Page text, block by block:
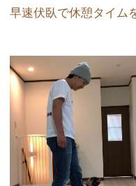
早速伏臥で休憩タイム